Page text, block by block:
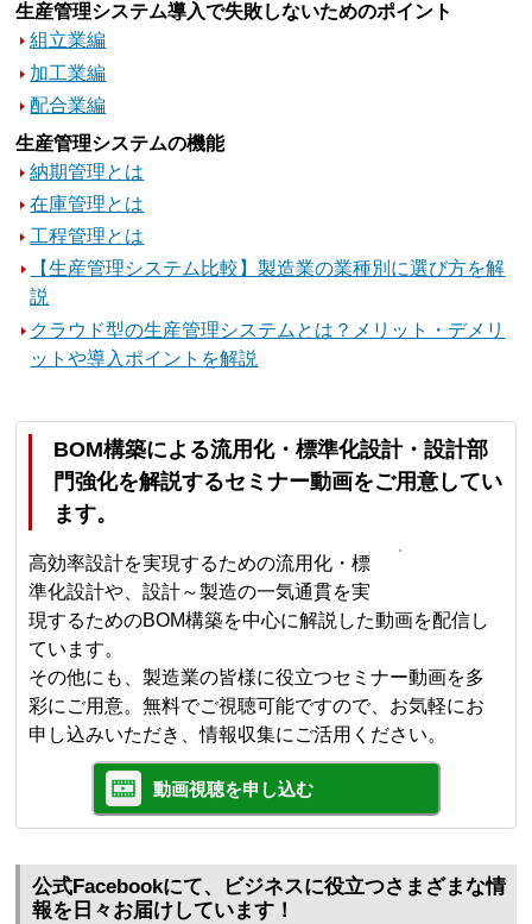
生産管理システム導入で失敗しないためのポイント
組立業編
加工業編
配合業編
生産管理システムの機能
納期管理とは
在庫管理とは
工程管理とは
【生産管理システム比較】製造業の業種別に選び方を解
説
クラウド型の生産管理システムとは？メリット・デメリ
ットや導入ポイントを解説
BOM構築による流用化・標準化設計・設計部
門強化を解説するセミナー動画をご用意してい
ます。
高効率設計を実現するための流用化・標
準化設計や、設計～製造の一気通貫を実
現するためのBOM構築を中心に解説した動画を配信し
ています。
その他にも、製造業の皆様に役立つセミナー動画を多
彩にご用意。無料でご視聴可能ですので、お気軽にお
申し込みいただき、情報収集にご活用ください。
動画視聴を申し込む
公式Facebookにて、ビジネスに役立つさまざまな情
報を日々お届けしています！